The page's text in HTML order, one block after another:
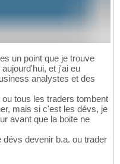
un point que je trouve
et j'ai eu
analystes et des
tous les traders tombent
mais si c'est les dévs, je
avant que la boite ne
devenir b.a. ou trader